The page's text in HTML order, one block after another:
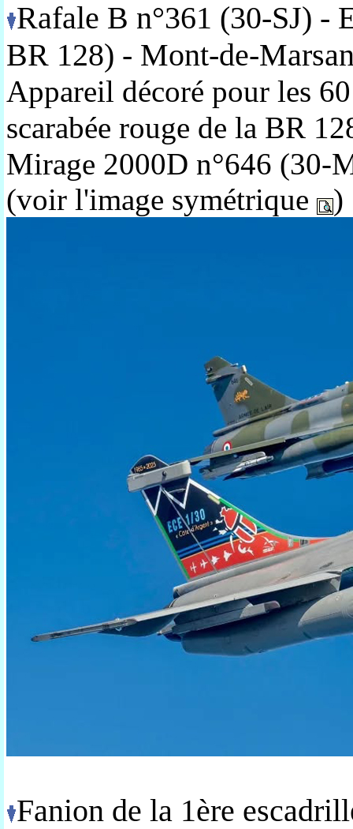
Rafale B n°361 (30-SJ) -
BR 128) - Mont-de-
Appareil décoré pour les
scarabée rouge de la BR
Mirage 2000D n°646 (30-
(voir l'image symétrique
)
Fanion de la 1ère